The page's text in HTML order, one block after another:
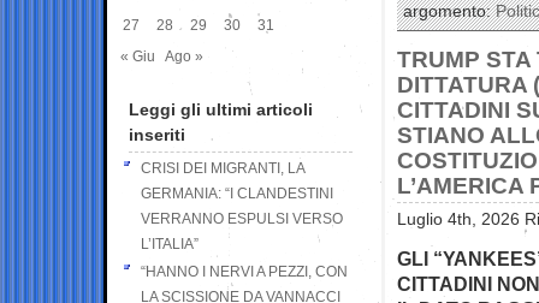
argomento:
TRUMP STA
DITTATURA
CITTADINI
STIANO
L’AMERICA
Luglio 4th, 2026
GLI
CITTADINI
27 28 29 30
31
« Giu
Ago »
Leggi gli ultimi articoli
inseriti
CRISI DEI MIGRANTI, LA
GERMANIA: “I CLANDESTINI
VERRANNO ESPULSI VERSO
L’ITALIA”
“HANNO I NERVI A PEZZI, CON
LA SCISSIONE DA VANNACCI